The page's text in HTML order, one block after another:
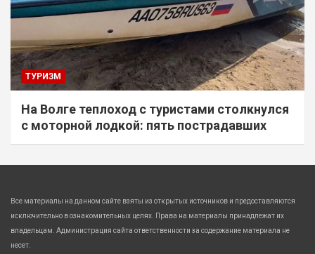
ТУРИЗМ
На Волге теплоход с туристами столкнулся
с моторной лодкой: пять пострадавших
Все материалы на данном сайте взяты из открытых источников и предоставляются
исключительно в ознакомительных целях. Права на материалы принадлежат их
владельцам. Администрация сайта ответственности за содержание материала не
несет.